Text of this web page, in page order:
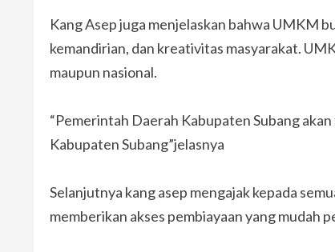
Kang Asep juga menjelaskan bahwa UMKM
kemandirian, dan kreativitas masyarakat.
maupun nasional.
“Pemerintah Daerah Kabupaten Subang
Kabupaten Subang”jelasnya
Selanjutnya kang asep mengajak kepada
memberikan akses pembiayaan yang mudah